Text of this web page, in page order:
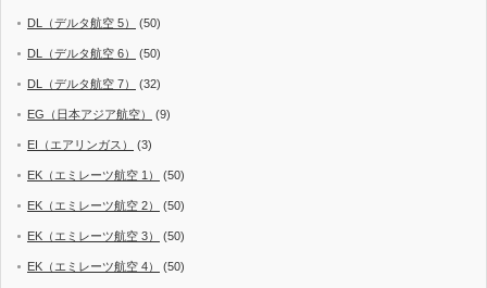
DL（デルタ航空 5） (50)
DL（デルタ航空 6） (50)
DL（デルタ航空 7） (32)
EG（日本アジア航空） (9)
EI（エアリンガス） (3)
EK（エミレーツ航空 1） (50)
EK（エミレーツ航空 2） (50)
EK（エミレーツ航空 3） (50)
EK（エミレーツ航空 4） (50)